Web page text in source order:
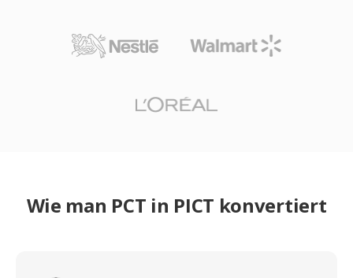
Wie man PCT in PICT konvertiert